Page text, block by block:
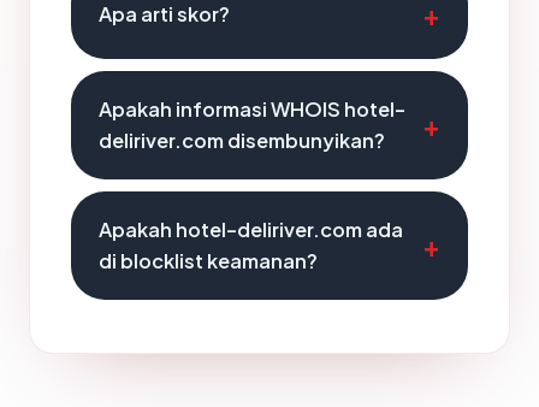
Apa arti skor?
Apakah informasi WHOIS hotel-
deliriver.com disembunyikan?
Apakah hotel-deliriver.com ada
di blocklist keamanan?